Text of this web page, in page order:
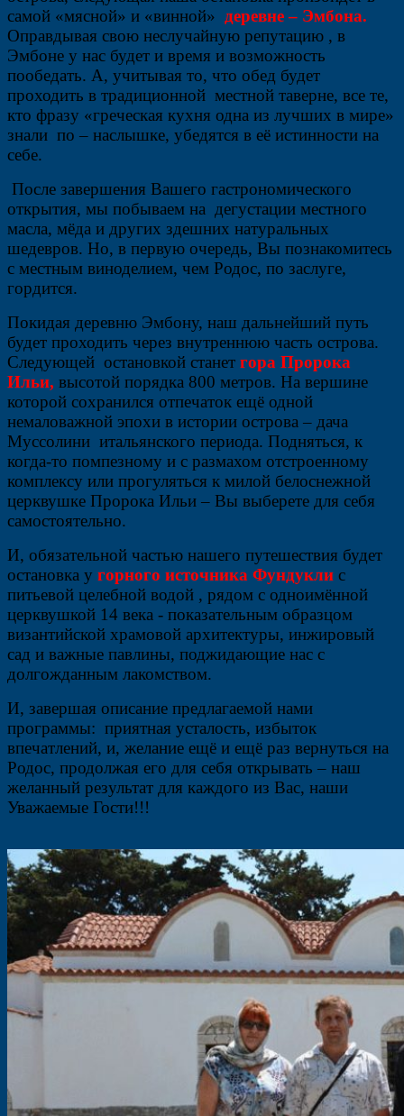
самой «мясной» и «винной» деревне – Эмбона.
Оправдывая свою неслучайную репутацию , в
Эмбоне у нас будет и время и возможность
пообедать. А, учитывая то, что обед будет
проходить в традиционной местной таверне, все те,
кто фразу «греческая кухня одна из лучших в мире»
знали по – наслышке, убедятся в её истинности на
себе.
После завершения Вашего гастрономического
открытия, мы побываем на дегустации местного
масла, мёда и других здешних натуральных
шедевров. Но, в первую очередь, Вы познакомитесь
с местным виноделием, чем Родос, по заслуге,
гордится.
Покидая деревню Эмбону, наш дальнейший путь
будет проходить через внутреннюю часть острова.
Следующей остановкой станет гора Пророка
Ильи, высотой порядка 800 метров. На вершине
которой сохранился отпечаток ещё одной
немаловажной эпохи в истории острова – дача
Муссолини итальянского периода. Подняться, к
когда-то помпезному и с размахом отстроенному
комплексу или прогуляться к милой белоснежной
церквушке Пророка Ильи – Вы выберете для себя
самостоятельно.
И, обязательной частью нашего путешествия будет
остановка у горного источника Фундукли с
питьевой целебной водой , рядом с одноимённой
церквушкой 14 века - показательным образцом
византийской храмовой архитектуры, инжировый
сад и важные павлины, поджидающие нас с
долгожданным лакомством.
И, завершая описание предлагаемой нами
программы: приятная усталость, избыток
впечатлений, и, желание ещё и ещё раз вернуться на
Родос, продолжая его для себя открывать – наш
желанный результат для каждого из Вас, наши
Уважаемые Гости!!!